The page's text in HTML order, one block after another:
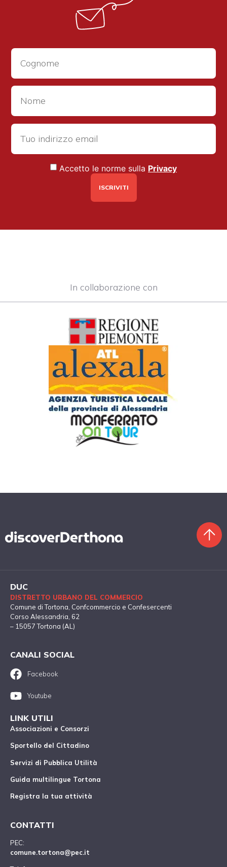
Accetto le norme sulla Privacy
In collaborazione con
DUC
DISTRETTO URBANO DEL COMMERCIO
Comune di Tortona , Confcommercio e Confesercenti
Corso Alessandria, 62
– 15057 Tortona (AL)
CANALI SOCIAL
Facebook
Youtube
LINK UTILI
Associazioni e Consorzi
Sportello del Cittadino
Servizi di Pubblica Utilità
Guida multilingue Tortona
Registra la tua attività
CONTATTI
PEC:
comune.tortona@pec.it